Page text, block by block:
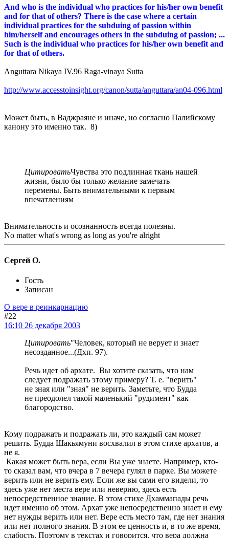
And who is the individual who practices for his/her own benefit
and for that of others? There is the case where a certain
individual practices for the subduing of passion within
him/herself and encourages others in the subduing of passion; ...
Such is the individual who practices for his/her own benefit and
for that of others.
Anguttara Nikaya IV.96 Raga-vinaya Sutta
http://www.accesstoinsight.org/canon/sutta/anguttara/an04-096.html
Может быть, в Ваджраяне и иначе, но согласно Палийскому
канону это именно так. 8)
ЦитироватьЧувства это подлинная ткань нашей
жизни, было бы только желание замечать
перемены. Быть внимательными к первым
впечатлениям
Внимательность и осознанность всегда полезны.
No matter what's wrong as long as you're alright
Сергей О.
Гость
Записан
О вере в реинкарнацию
#22
16:10 26 декабря 2003
Цитировать"Человек, который не верует и знает
несозданное...(Дхп. 97).
Речь идет об архате. Вы хотите сказать, что нам
следует подражать этому примеру? Т. е. "верить"
не зная или "зная" не верить. Заметьте, что Будда
не преодолел такой маленький "рудимент" как
благородство.
Кому подражать и подражать ли, это каждый сам может
решить. Будда Шакьямуни восхвалил в этом стихе архатов, а
не я.
Какая может быть вера, если Вы уже знаете. Например, кто-
то сказал вам, что вчера в 7 вечера гулял в парке. Вы можете
верить или не верить ему. Если же вы сами его видели, то
здесь уже нет места вере или неверию, здесь есть
непосредственное знание. В этом стихе Дхаммапады речь
идет именно об этом. Архат уже непосредственно знает и ему
нет нужды верить или нет. Вере есть место там, где нет знания
или нет полного знания. В этом ее ценность и, в то же время,
слабость. Поэтому в текстах и говорится, что вера должна